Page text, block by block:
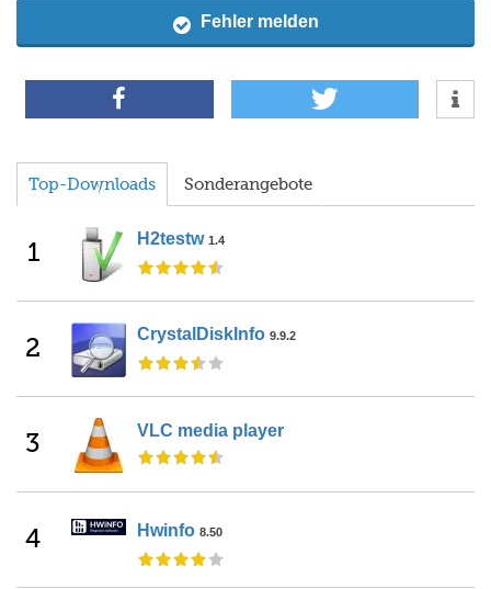
Fehler melden
Top-Downloads Sonderangebote
1 H2testw 1.4
2 CrystalDiskInfo 9.9.2
3 VLC media player
4 Hwinfo 8.50